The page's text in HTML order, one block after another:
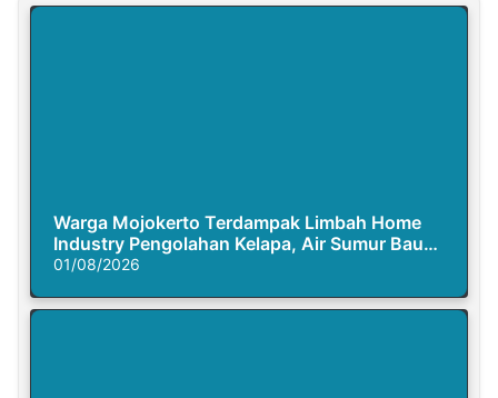
Warga Mojokerto Terdampak Limbah Home
Industry Pengolahan Kelapa, Air Sumur Bau
Busuk
01/08/2026